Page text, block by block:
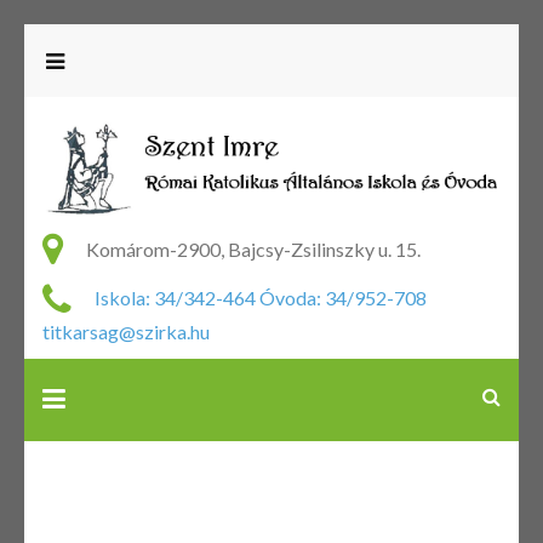
Komárom-2900, Bajcsy-Zsilinszky u. 15.
Iskola: 34/342-464 Óvoda: 34/952-708
titkarsag@szirka.hu